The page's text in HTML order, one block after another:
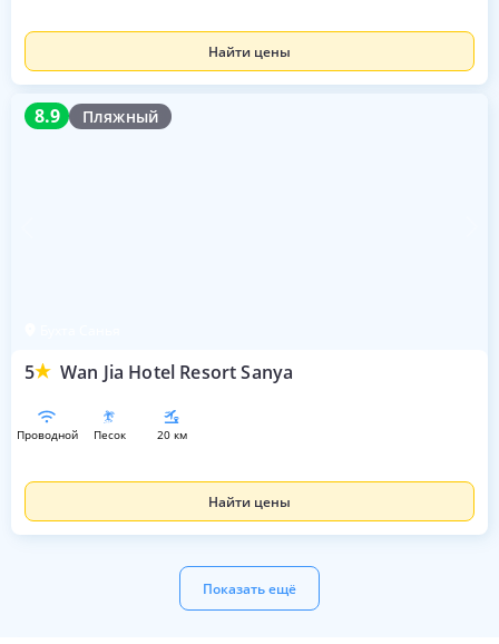
Найти цены
8.9 Пляжный
5 Wan Jia Hotel Resort Sanya
8.9
проводной песок 20 км
Найти цены
Показать ещё